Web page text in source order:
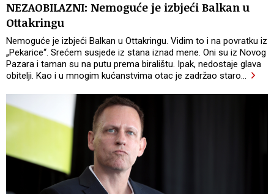
NEZAOBILAZNI: Nemoguće je izbjeći Balkan u
Ottakringu
Nemoguće je izbjeći Balkan u Ottakringu. Vidim to i na povratku iz
„Pekarice“. Srećem susjede iz stana iznad mene. Oni su iz Novog
Pazara i taman su na putu prema biralištu. Ipak, nedostaje glava
obitelji. Kao i u mnogim kućanstvima otac je zadržao staro…